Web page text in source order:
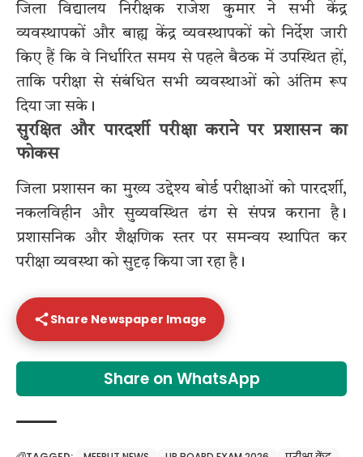
जिला विद्यालय निरीक्षक राजेश कुमार ने सभी केंद्र
व्यवस्थापकों और बाह्य केंद्र व्यवस्थापकों को निर्देश जारी
किए हैं कि वे निर्धारित समय से पहले बैठक में उपस्थित हों,
ताकि परीक्षा से संबंधित सभी व्यवस्थाओं को अंतिम रूप
दिया जा सके।
सुरक्षित और पारदर्शी परीक्षा कराने पर प्रशासन का
फोकस
जिला प्रशासन का मुख्य उद्देश्य बोर्ड परीक्षाओं को पारदर्शी,
नकलविहीन और सुव्यवस्थित ढंग से संपन्न कराना है।
प्रशासनिक और शैक्षणिक स्तर पर समन्वय स्थापित कर
परीक्षा व्यवस्था को सुदृढ़ किया जा रहा है।
Share Newspaper Image
Share on WhatsApp